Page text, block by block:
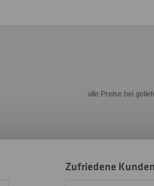
alle Preise bei
Zufriedene Kunden